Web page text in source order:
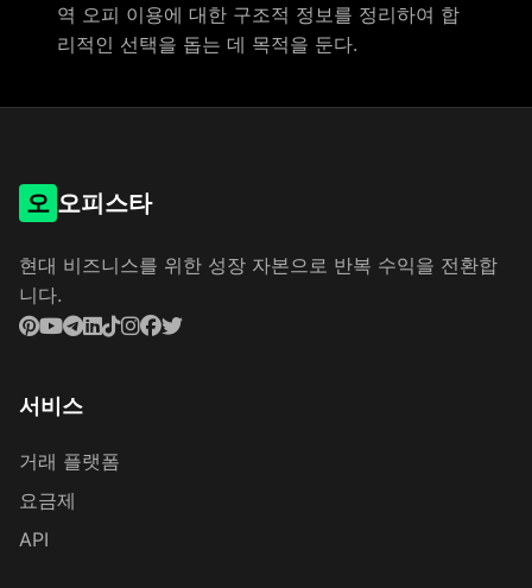
역 오피 이용에 대한 구조적 정보를 정리하여 합
리적인 선택을 돕는 데 목적을 둔다.
오 오피스타
현대 비즈니스를 위한 성장 자본으로 반복 수익을 전환합
니다.
서비스
거래 플랫폼
요금제
API